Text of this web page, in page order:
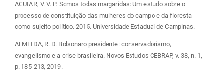
AGUIAR, V. V. P. Somos todas margaridas: Um estudo sobre o
processo de constituição das mulheres do campo e da floresta
como sujeito político. 2015. Universidade Estadual de Campinas.
ALMEIDA, R. D. Bolsonaro presidente: conservadorismo,
evangelismo e a crise brasileira. Novos Estudos CEBRAP, v. 38, n. 1,
p. 185-213, 2019.